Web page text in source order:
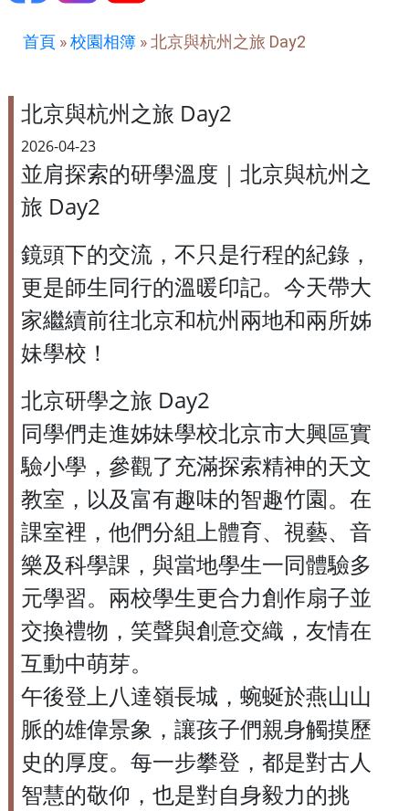
首頁 »校園相簿 »北京與杭州之旅 Day2
北京與杭州之旅 Day2
2026-04-23
並肩探索的研學溫度｜北京與杭州之
旅 Day2
鏡頭下的交流，不只是行程的紀錄，
更是師生同行的溫暖印記。今天帶大
家繼續前往北京和杭州兩地和兩所姊
妹學校！
北京研學之旅 Day2
同學們走進姊妹學校北京市大興區實
驗小學，參觀了充滿探索精神的天文
教室，以及富有趣味的智趣竹園。在
課室裡，他們分組上體育、視藝、音
樂及科學課，與當地學生一同體驗多
元學習。兩校學生更合力創作扇子並
交換禮物，笑聲與創意交織，友情在
互動中萌芽。
午後登上八達嶺長城，蜿蜒於燕山山
脈的雄偉景象，讓孩子們親身觸摸歷
史的厚度。每一步攀登，都是對古人
智慧的敬仰，也是對自身毅力的挑